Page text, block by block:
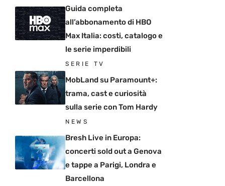
Guida completa
all’abbonamento di HBO
Max Italia: costi, catalogo e
le serie imperdibili
SERIE TV
MobLand su Paramount+:
trama, cast e curiosità
sulla serie con Tom Hardy
NEWS
Bresh Live in Europa:
concerti sold out a Genova
e tappe a Parigi, Londra e
Barcellona